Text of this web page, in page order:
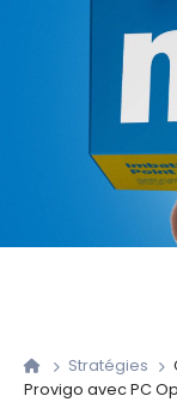
Stratégies
Provigo avec PC